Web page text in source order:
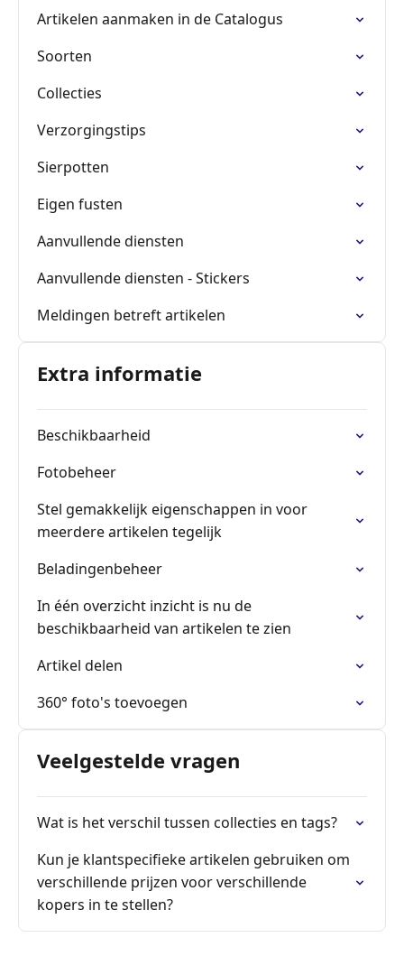
Artikelen aanmaken in de Catalogus
Soorten
Collecties
Verzorgingstips
Sierpotten
Eigen fusten
Aanvullende diensten
Aanvullende diensten - Stickers
Meldingen betreft artikelen
Extra informatie
Beschikbaarheid
Fotobeheer
Stel gemakkelijk eigenschappen in voor
meerdere artikelen tegelijk
Beladingenbeheer
In één overzicht inzicht is nu de
beschikbaarheid van artikelen te zien
Artikel delen
360° foto's toevoegen
Veelgestelde vragen
Wat is het verschil tussen collecties en tags?
Kun je klantspecifieke artikelen gebruiken om
verschillende prijzen voor verschillende
kopers in te stellen?